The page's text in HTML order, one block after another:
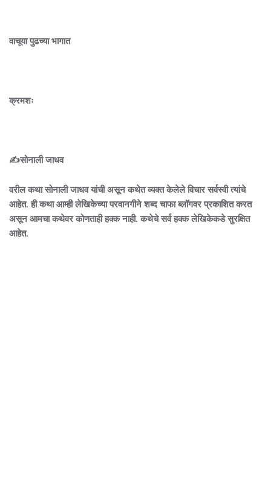
वाचूया पुढच्या भागात
क्रमशः
✍️सोनाली जाधव
वरील कथा सोनाली जाधव यांची असून कथेत व्यक्त केलेले विचार सर्वस्वी त्यांचे
आहेत. ही कथा आम्ही लेखिकेच्या परवानगीने शब्द चाफा ब्लॉगवर प्रकाशित करत
असून आमचा कथेवर कोणताही हक्क नाही. कथेचे सर्व हक्क लेखिकेकडे सुरक्षित
आहेत.